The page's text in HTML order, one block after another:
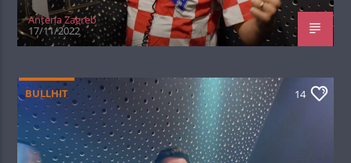
Antena Zagreb
17/11/2022
BULLHIT 14